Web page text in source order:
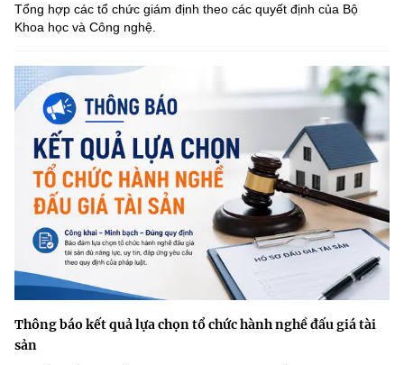
Tổng hợp các tổ chức giám định theo các quyết định của Bộ
Khoa học và Công nghệ.
Thông báo kết quả lựa chọn tổ chức hành nghề đấu giá tài
sản